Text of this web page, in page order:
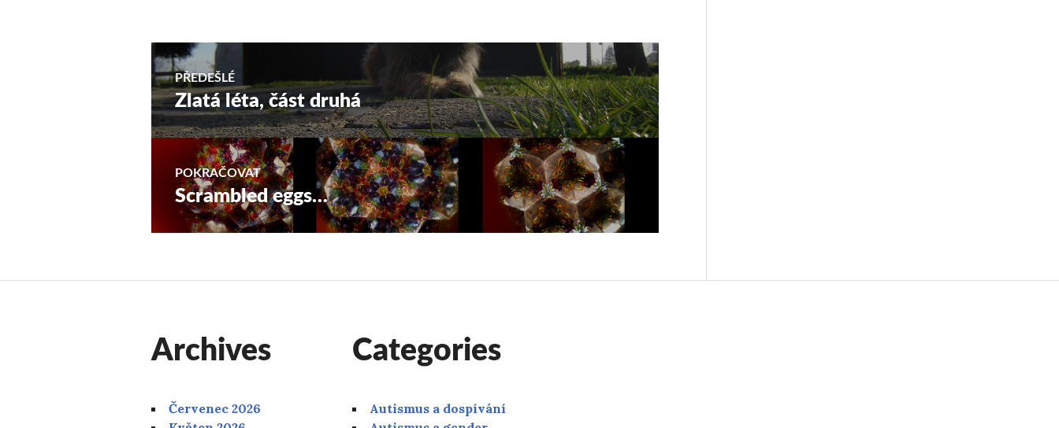
Navigace
pro
příspěvek
PŘEDEŠLÉ
Předchozí
příspěvek:
Zlatá léta, část druhá
POKRAČOVAT
Následující
příspěvek:
Scrambled eggs…
Archives
Červenec 2026
Categories
Autismus a dospívání